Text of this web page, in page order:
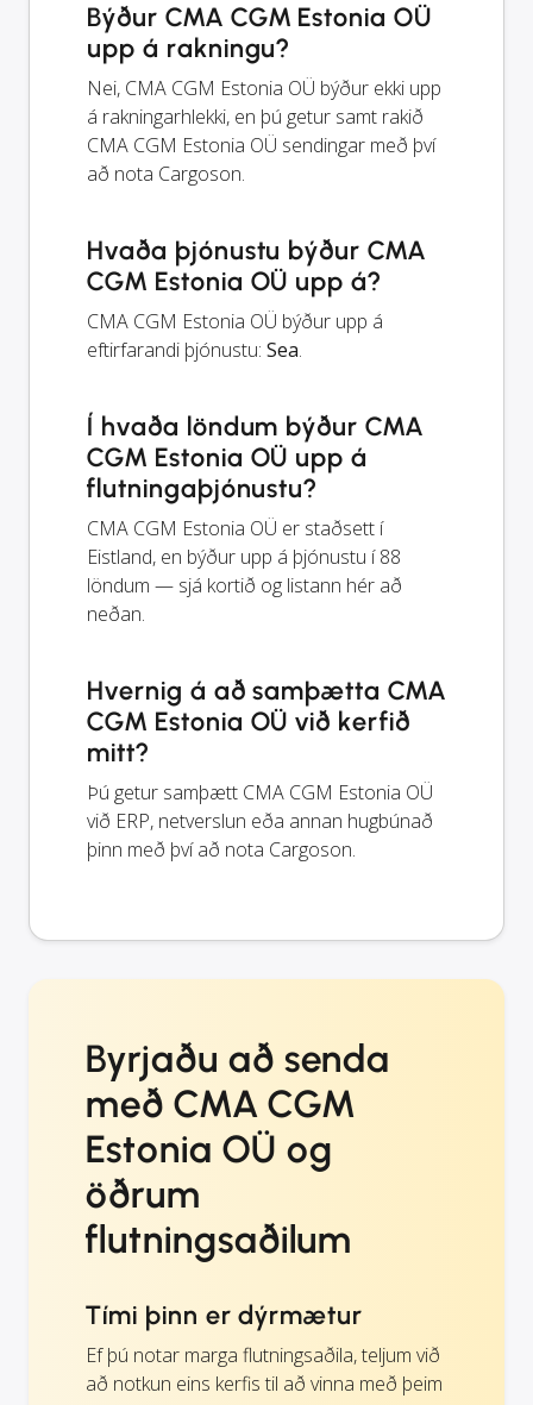
Býður CMA CGM Estonia OÜ
upp á rakningu?
Nei, CMA CGM Estonia OÜ býður ekki upp
á rakningarhlekki, en þú getur samt rakið
CMA CGM Estonia OÜ sendingar með því
að nota Cargoson.
Hvaða þjónustu býður CMA
CGM Estonia OÜ upp á?
CMA CGM Estonia OÜ býður upp á
eftirfarandi þjónustu: Sea.
Í hvaða löndum býður CMA
CGM Estonia OÜ upp á
flutningaþjónustu?
CMA CGM Estonia OÜ er staðsett í
Eistland, en býður upp á þjónustu í 88
löndum — sjá kortið og listann hér að
neðan.
Hvernig á að samþætta CMA
CGM Estonia OÜ við kerfið
mitt?
Þú getur samþætt CMA CGM Estonia OÜ
við ERP, netverslun eða annan hugbúnað
þinn með því að nota Cargoson.
Byrjaðu að senda
með CMA CGM
Estonia OÜ og
öðrum
flutningsaðilum
Tími þinn er dýrmætur
Ef þú notar marga flutningsaðila, teljum við
að notkun eins kerfis til að vinna með þeim